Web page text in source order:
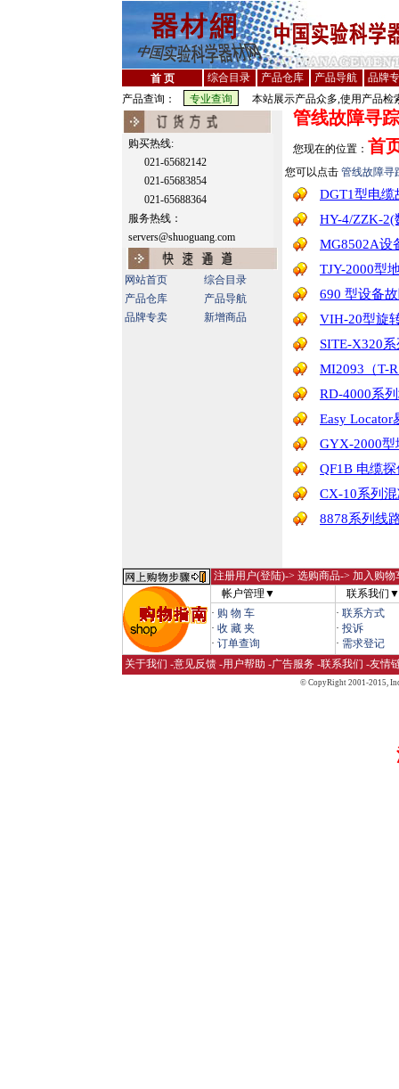
首 页 综合目录 产品仓库 产品导航
品牌
产品查询：
本站展示产品众多,使用产品检
购买热线:
021-65682142
021-65683854
021-65688364
服务热线：
servers@shuoguang.com
网站首页
综合目录
产品仓库
产品导航
品牌专卖
新增商品
管线故障寻
您现在的位置： 首
您可以点击 管线故障寻
DGT1型电缆
HY-4/ZZK-2(
MG8502A设
TJY-2000型
690 型设备
VIH-20型旋
SITE-X320
MI2093（T-
RD-4000系
Easy
GYX-2000
QF1B 电缆
CX-10系列
8878系列线
注册用户(登陆)-> 选购商品-> 加入购
帐户管理▼
联系我们▼
· 购 物 车
· 收 藏 夹
· 订单查询
· 联系方式
· 投诉
· 需求登记
关于我们 -意见反馈 -用户帮助 -广告服务 -联系我们 -友情
© CopyRight 2001-2015,